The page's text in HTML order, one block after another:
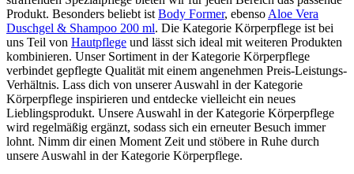
Produkt. Besonders beliebt ist Body Former, ebenso Aloe Vera
Duschgel & Shampoo 200 ml. Die Kategorie Körperpflege ist bei
uns Teil von Hautpflege und lässt sich ideal mit weiteren Produkten
kombinieren. Unser Sortiment in der Kategorie Körperpflege
verbindet gepflegte Qualität mit einem angenehmen Preis-Leistungs-
Verhältnis. Lass dich von unserer Auswahl in der Kategorie
Körperpflege inspirieren und entdecke vielleicht ein neues
Lieblingsprodukt. Unsere Auswahl in der Kategorie Körperpflege
wird regelmäßig ergänzt, sodass sich ein erneuter Besuch immer
lohnt. Nimm dir einen Moment Zeit und stöbere in Ruhe durch
unsere Auswahl in der Kategorie Körperpflege.